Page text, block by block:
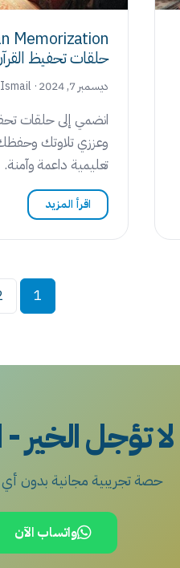
حلقات تحفيظ
ديسمبر 7, 2024 · Mahmoud Ismail
انضمي إلى حلقات
وعززي تلاوتك
تعليمية داعمة وآمنة.
اقرأ المزيد
1
لا تؤجل الخير -
حصة تجريبية مجانية بدون أي التزام - انضم لـ
واتساب الآن